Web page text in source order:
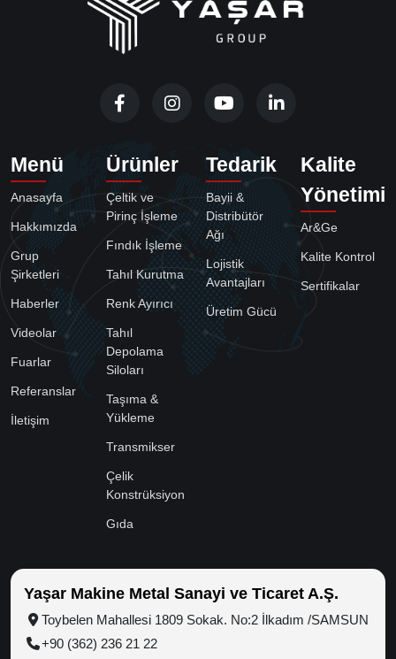
Menü
Anasayfa
Hakkımızda
Grup
Şirketleri
Haberler
Videolar
Fuarlar
Referanslar
İletişim
Ürünler
Çeltik ve
Pirinç İşleme
Fındık İşleme
Tahıl Kurutma
Renk Ayırıcı
Tahıl
Depolama
Siloları
Taşıma &
Yükleme
Transmikser
Çelik
Konstrüksiyon
Gıda
Tedarik
Bayii &
Distribütör
Ağı
Lojistik
Avantajları
Üretim Gücü
Kalite
Yönetimi
Ar&Ge
Kalite Kontrol
Sertifikalar
Yaşar Makine Metal Sanayi ve Ticaret A.Ş.
Toybelen Mahallesi 1809 Sokak. No:2 İlkadım /SAMSUN
+90 (362) 236 21 22